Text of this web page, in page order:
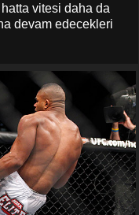
hatta vitesi daha da
devam edecekleri